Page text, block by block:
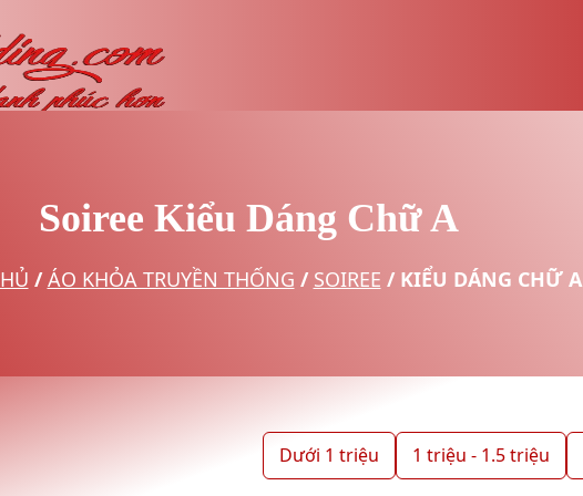
Soiree Kiểu Dáng Chữ A
/ÁO KHỎA TRUYỀN THỐNG / SOIREE / KIỂU DÁNG CHỮ A
Dưới 1 triệu 1 triệu - 1.5 triệu